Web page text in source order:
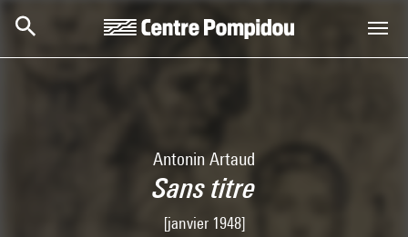
Antonin Artaud
Sans titre
[janvier 1948]